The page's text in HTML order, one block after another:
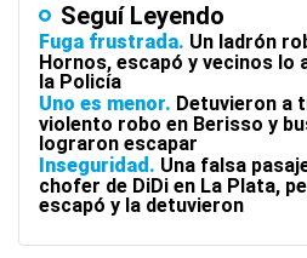
Seguí Leyendo
Fuga frustrada Un ladrón
Hornos, escapó y vecinos lo
la Policía
Uno es menor Detuvieron a
violento robo en Berisso y
lograron escapar
Inseguridad
Una falsa
chofer de DiDi en La Plata,
escapó y la detuvieron